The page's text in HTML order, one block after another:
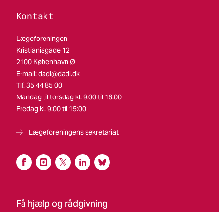
Kontakt
Lægeforeningen
Kristianiagade 12
2100 København Ø
E-mail:dadl@dadl.dk
Tlf. 35 44 85 00
Mandag til torsdag kl. 9:00 til 16:00
Fredag kl. 9:00 til 15:00
Lægeforeningens sekretariat
Få hjælp og rådgivning